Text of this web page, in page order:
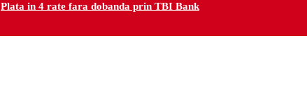
Plata in 4 rate fara dobanda prin TBI Bank